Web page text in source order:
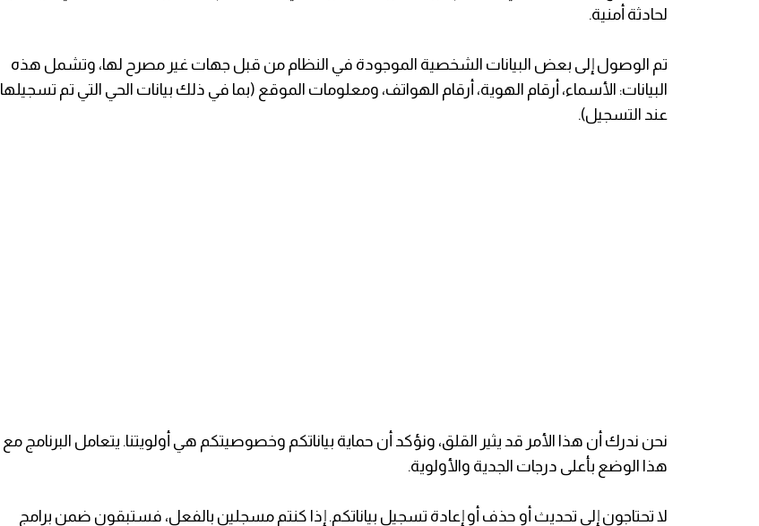
لحادثة أمنية.
​تم الوصول إلى بعض البيانات الشخصية الموجودة في النظام من قبل جهات غير مصرح لها، وتشمل هذه
البيانات: الأسماء، أرقام الهوية، أرقام الهواتف، ومعلومات الموقع (بما في ذلك بيانات الحي التي تم تسجيلها
عند التسجيل).
​نحن ندرك أن هذا الأمر قد يثير القلق، ونؤكد أن حماية بياناتكم وخصوصيتكم هي أولويتنا. يتعامل البرنامج مع
هذا الوضع بأعلى درجات الجدية والأولوية.
​لا تحتاجون إلى تحديث أو حذف أو إعادة تسجيل بياناتكم. إذا كنتم مسجلين بالفعل، فستبقون ضمن برامج